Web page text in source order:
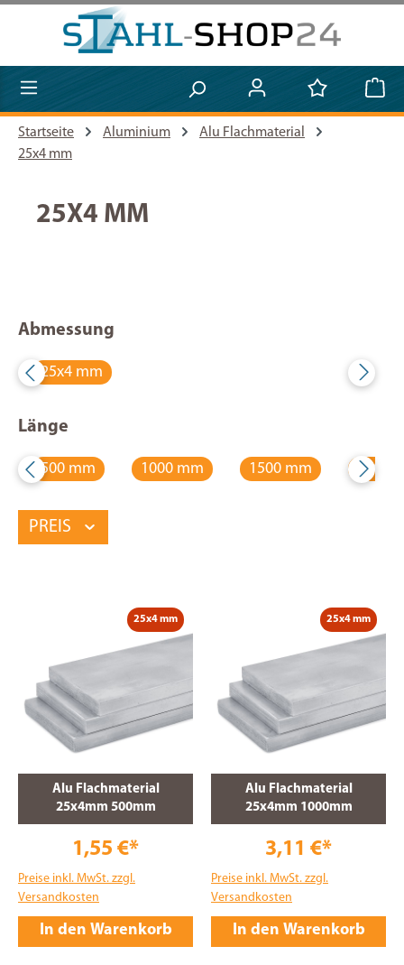
Zum Hauptinhalt springen
Startseite Aluminium
Alu Flachmaterial
25x4 mm
25X4 MM
Abmessung
25x4 mm
Länge
500 mm 1000 mm 1500 mm 2000
PREIS
25x4 mm
Alu Flachmaterial
25x4mm 500mm
1,55 €*
Preise inkl. MwSt. zzgl.
Versandkosten
In den Warenkorb
25x4 mm
Alu Flachmaterial
25x4mm 1000mm
3,11 €*
Preise inkl. MwSt. zzgl.
Versandkosten
In den Warenkorb